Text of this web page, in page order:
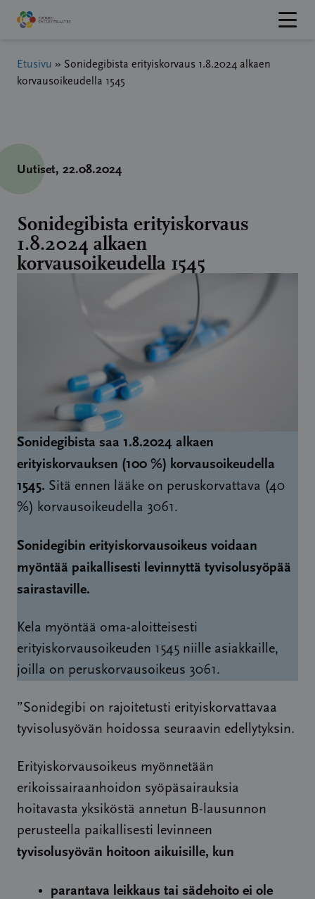
Hyppää
sisältöön
Etusivu » Sonidegibista erityiskorvaus 1.8.2024 alkaen
korvausoikeudella 1545
Uutiset, 22.08.2024
Sonidegibista erityiskorvaus
1.8.2024 alkaen
korvausoikeudella 1545
Sonidegibista saa 1.8.2024 alkaen
erityiskorvauksen (100 %) korvausoikeudella
1545. Sitä ennen lääke on peruskorvattava (40
%) korvausoikeudella 3061.
Sonidegibin erityiskorvausoikeus voidaan
myöntää paikallisesti levinnyttä tyvisolusyöpää
sairastaville.
Kela myöntää oma-aloitteisesti
erityiskorvausoikeuden 1545 niille asiakkaille,
joilla on peruskorvausoikeus 3061.
”Sonidegibi on rajoitetusti erityiskorvattavaa
tyvisolusyövän hoidossa seuraavin edellytyksin.
Erityiskorvausoikeus myönnetään
erikoissairaanhoidon syöpäsairauksia
hoitavasta yksiköstä annetun B-lausunnon
perusteella paikallisesti levinneen
tyvisolusyövän hoitoon aikuisille, kun
parantava leikkaus tai sädehoito ei ole